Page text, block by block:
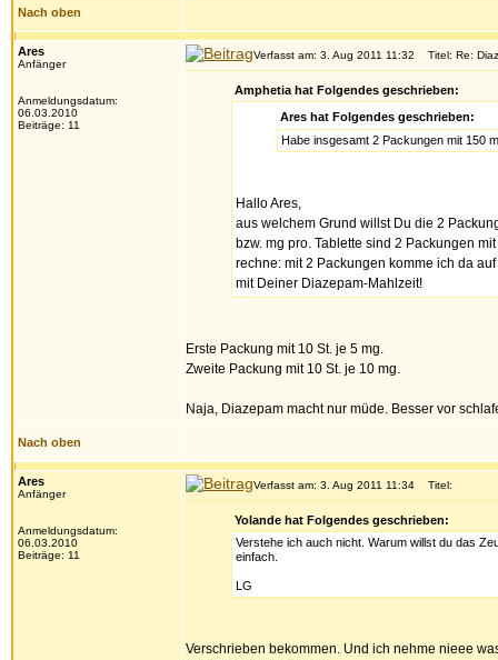
Nach oben
Ares
Anfänger
Anmeldungsdatum:
06.03.2010
Beiträge: 11
Verfasst am: 3. Aug 2011 11:32 Titel: Re:
Amphetia hat Folgendes geschrieben:
Ares hat Folgendes geschrieben:
Habe insgesamt 2 Packungen mit 150
Hallo Ares,
aus welchem Grund willst Du die 2
bzw. mg pro. Tablette sind 2 Packungen
rechne: mit 2 Packungen komme ich da
mit Deiner Diazepam-Mahlzeit!
Erste Packung mit 10 St. je 5 mg.
Zweite Packung mit 10 St. je 10 mg.
Naja, Diazepam macht nur müde. Besser vor
Nach oben
Ares
Anfänger
Anmeldungsdatum:
06.03.2010
Beiträge: 11
Verfasst am: 3. Aug 2011 11:34 Titel:
Yolande hat Folgendes geschrieben:
Verstehe ich auch nicht. Warum willst du das
einfach.
LG
Verschrieben bekommen. Und ich nehme nieee